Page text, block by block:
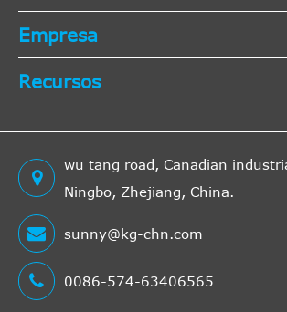
Empresa
Recursos
wu tang road, Canadian
Ningbo, Zhejiang, China.
sunny@kg-chn.com
0086-574-63406565